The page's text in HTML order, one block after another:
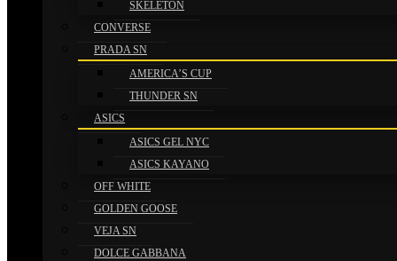
SKELETON
CONVERSE
PRADA SN
AMERICA’S CUP
THUNDER SN
ASICS
ASICS GEL NYC
ASICS KAYANO
OFF WHITE
GOLDEN GOOSE
VEJA SN
DOLCE GABBANA